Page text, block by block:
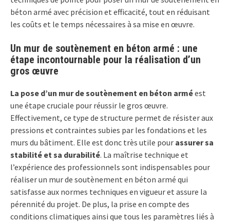
béton armé avec précision et efficacité, tout en réduisant
les coûts et le temps nécessaires à sa mise en œuvre.
Un mur de soutènement en béton armé : une
étape incontournable pour la réalisation d’un
gros œuvre
La pose d’un mur de soutènement en béton arméest
une étape cruciale pour réussir le gros œuvre.
Effectivement, ce type de structure permet de résister aux
pressions et contraintes subies par les fondations et les
murs du bâtiment. Elle est donc très utile pour assurer sa
stabilité et sa durabilité. La maîtrise technique et
l’expérience des professionnels sont indispensables pour
réaliser un mur de soutènement en béton armé qui
satisfasse aux normes techniques en vigueur et assure la
pérennité du projet. De plus, la prise en compte des
conditions climatiques ainsi que tous les paramètres liés à